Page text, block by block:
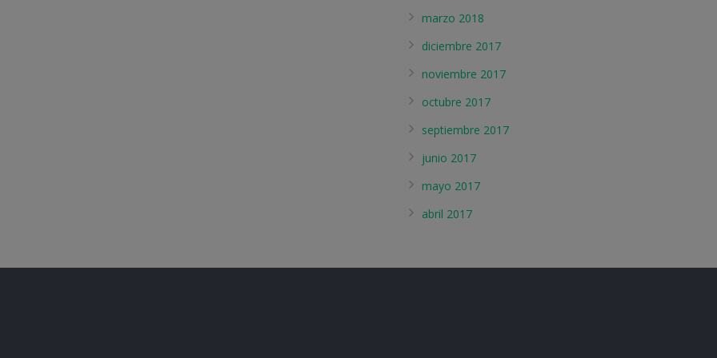
marzo 2018
diciembre 2017
noviembre 2017
octubre 2017
septiembre 2017
junio 2017
mayo 2017
abril 2017